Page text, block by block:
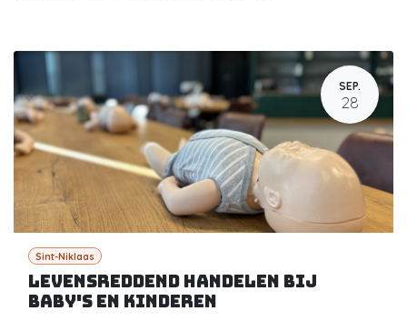
SEP.
28
Sint-Niklaas
Levensreddend handelen bij
baby's en kinderen